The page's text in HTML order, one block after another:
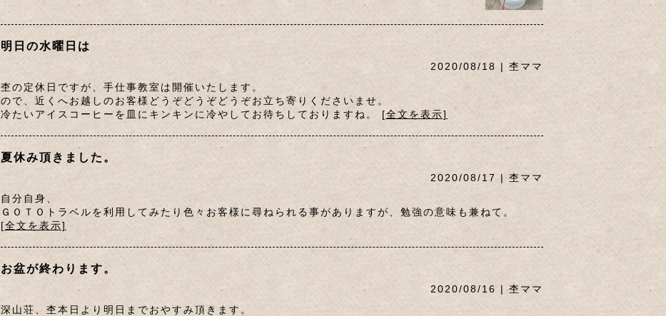
明日の水曜日は
2020/08/18 | 杢ママ
杢の定休日ですが、手仕事教室は開催いたします。
ので、近くへお越しのお客様どうぞどうぞどうぞお立ち寄りくださいませ。
冷たいアイスコーヒーを皿にキンキンに冷やしてお待ちしておりますね。 [全文を表示]
夏休み頂きました。
2020/08/17 | 杢ママ
自分自身、
ＧＯＴＯトラベルを利用してみたり色々お客様に尋ねられる事がありますが、勉強の意味も兼ねて。
[全文を表示]
お盆が終わります。
2020/08/16 | 杢ママ
深山荘、杢本日より明日までおやすみ頂きます。